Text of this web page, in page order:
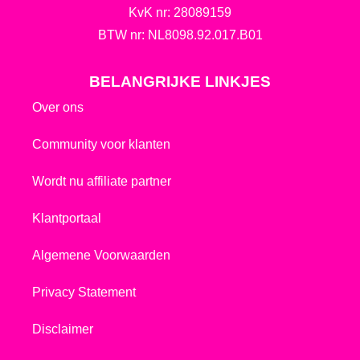
KvK nr: 28089159
BTW nr: NL8098.92.017.B01
BELANGRIJKE LINKJES
Over ons
Community voor klanten
Wordt nu affiliate partner
Klantportaal
Algemene Voorwaarden
Privacy Statement
Disclaimer